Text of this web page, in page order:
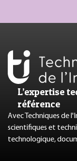
L’expertise
référence
Avec Techniques de
scientifiques et
technologique,